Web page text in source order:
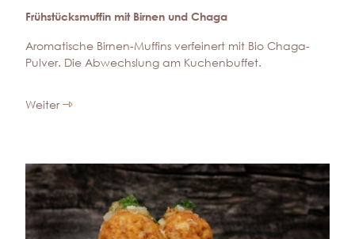
Frühstücksmuffin mit Birnen und Chaga
Aromatische Birnen-Muffins verfeinert mit Bio Chaga-
Pulver. Die Abwechslung am Kuchenbuffet.
Weiter